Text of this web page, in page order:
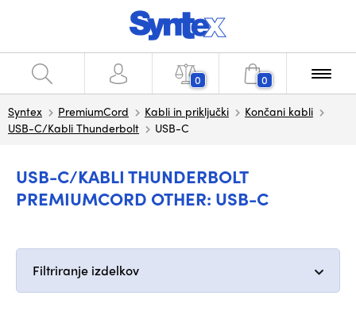
0 0
Syntex PremiumCord Kabli in priključki
Končani kabli
USB-C/Kabli Thunderbolt
USB-C
USB-C/KABLI THUNDERBOLT
PREMIUMCORD OTHER: USB-C
Filtriranje izdelkov